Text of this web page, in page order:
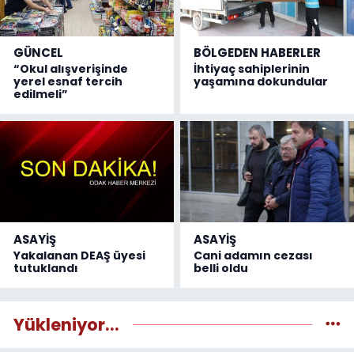
GÜNCEL
“Okul alışverişinde
yerel esnaf tercih
edilmeli”
BÖLGEDEN HABERLER
İhtiyaç sahiplerinin
yaşamına dokundular
ASAYİŞ
Yakalanan DEAŞ üyesi
tutuklandı
ASAYİŞ
Cani adamın cezası
belli oldu
Yükleniyor...